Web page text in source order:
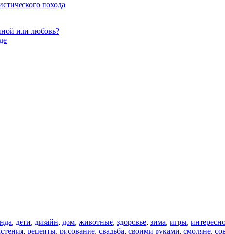
похода
или любовь?
, дети, дизайн, дом, животные, здоровье, зима, игры,
, рецепты, рисование, свадьба, своими руками, смоляне,